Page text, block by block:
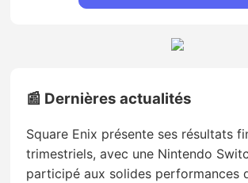
📰 Dernières actualités
Square Enix présente ses résultats
trimestriels, avec une Nintendo
participé aux solides performances